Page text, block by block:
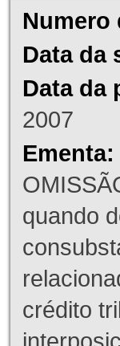
Numero
Data da
Data da
2007
Ementa:
quando
crédito